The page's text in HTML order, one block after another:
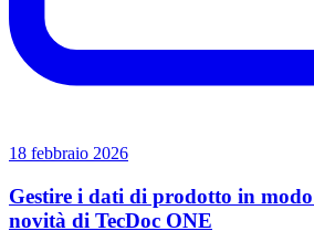
18 febbraio 2026
Gestire i dati di prodotto in
novità di TecDoc ONE